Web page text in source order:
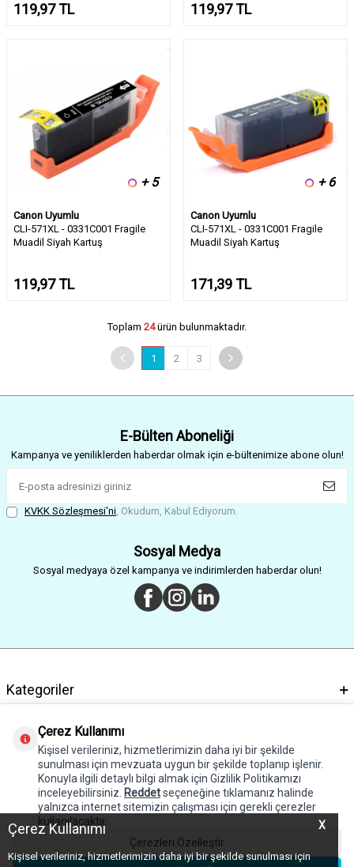
X
Çerez Kullanımı
Kişisel verileriniz, hizmetlerimizin daha iyi bir şekilde sunulması için
119,97TL 119,97TL
+ 5
Canon Uyumlu
CLI-571XL - 0331C001 Fragile
Muadil Siyah Kartuş
119,97TL
+ 6
Canon Uyumlu
CLI-571XL - 0331C001 Fragile
Muadil Siyah Kartuş
171,39TL
Toplam 24ürün bulunmaktadır.
1 2 3
E-Bülten Aboneliği
Kampanya ve yeniliklerden haberdar olmak için e-bültenimize abone olun!
KVKK Sözleşmesi'ni, Okudum, Kabul Ediyorum.
Sosyal Medya
Sosyal medyaya özel kampanya ve indirimlerden haberdar olun!
Kategoriler
Hızlı Erişim
Adres & İletişim
Çerez Kullanımı
Kişisel verileriniz, hizmetlerimizin daha iyi bir şekilde
sunulması için mevzuata uygun bir şekilde toplanıp işlenir.
Konuyla ilgili detaylı bilgi almak için Gizlilik Politikamızı
inceleyebilirsiniz. Reddetseçeneğine tıklamanız halinde
yalnızca internet sitemizin çalışması için gerekli çerezler
kullanılacaktır.
Çerezleri Özelleştir